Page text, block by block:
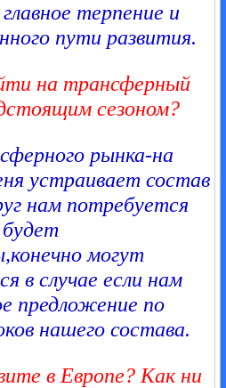
терпение и
пути развития.
на трансферный
сезоном?
рынка-на
устраивает состав
нам потребуется
могут
в случае если нам
предложение по
нашего состава.
в Европе? Как ни